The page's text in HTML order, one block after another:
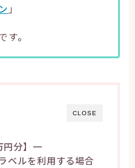
」
。
CLOSE
円分】一
ルを利用する場合